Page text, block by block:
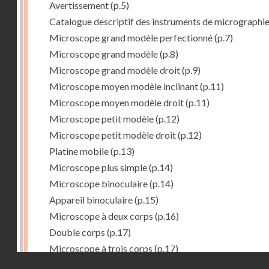
Avertissement(p.5)
Catalogue descriptif des instruments de micrographie
Microscope grand modèle perfectionné(p.7)
Microscope grand modèle(p.8)
Microscope grand modèle droit(p.9)
Microscope moyen modèle inclinant(p.11)
Microscope moyen modèle droit(p.11)
Microscope petit modèle(p.12)
Microscope petit modèle droit(p.12)
Platine mobile(p.13)
Microscope plus simple(p.14)
Microscope binoculaire(p.14)
Appareil binoculaire(p.15)
Microscope à deux corps (p.16)
Double corps (p.17)
Microscope à trois corps (p.17)